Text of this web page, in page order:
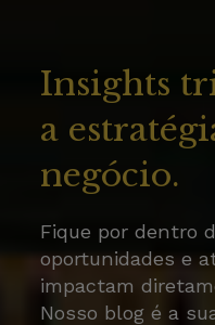
Insights
a
negócio.
Fique por dentro
oportunidades e
impactam
Nosso blog é a